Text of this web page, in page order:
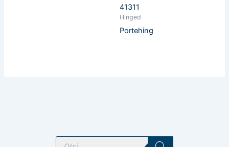
T
41311
Hinged
Portehing